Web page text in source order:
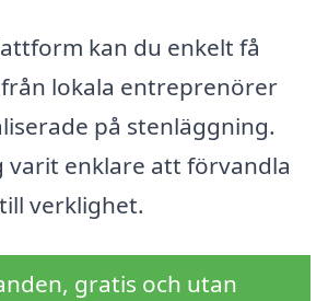
kan du enkelt få
lokala entreprenörer
på stenläggning.
varit enklare att förvandla
verklighet.
gratis och utan